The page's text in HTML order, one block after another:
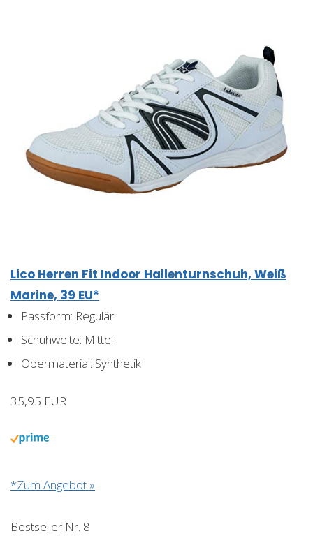
Lico Herren Fit Indoor Hallenturnschuh, Weiß
Marine, 39 EU*
Passform: Regulär
Schuhweite: Mittel
Obermaterial: Synthetik
35,95 EUR
*Zum Angebot »
Bestseller Nr. 8